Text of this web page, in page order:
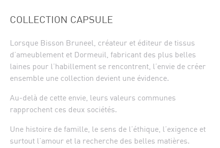
COLLECTION CAPSULE
Lorsque Bisson Bruneel, créateur et éditeur de tissus
d’ameublement et Dormeuil, fabricant des plus belles
laines pour l’habillement se rencontrent, l’envie de créer
ensemble une collection devient une évidence.
Au-delà de cette envie, leurs valeurs communes
rapprochent ces deux sociétés.
Une histoire de famille, le sens de l’éthique, l’exigence et
surtout l’amour et la recherche des belles matières.